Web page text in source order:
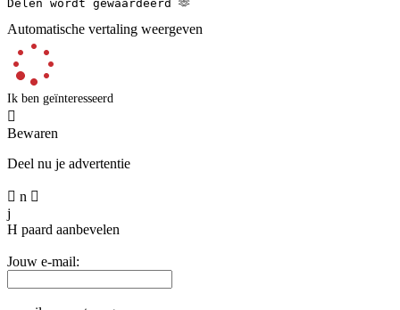
Delen wordt gewaardeerd 🫶
Automatische vertaling weergeven
Ik ben geïnteresseerd

Bewaren
Deel nu je advertentie
 n 
j
H paard aanbevelen
Jouw e-mail: